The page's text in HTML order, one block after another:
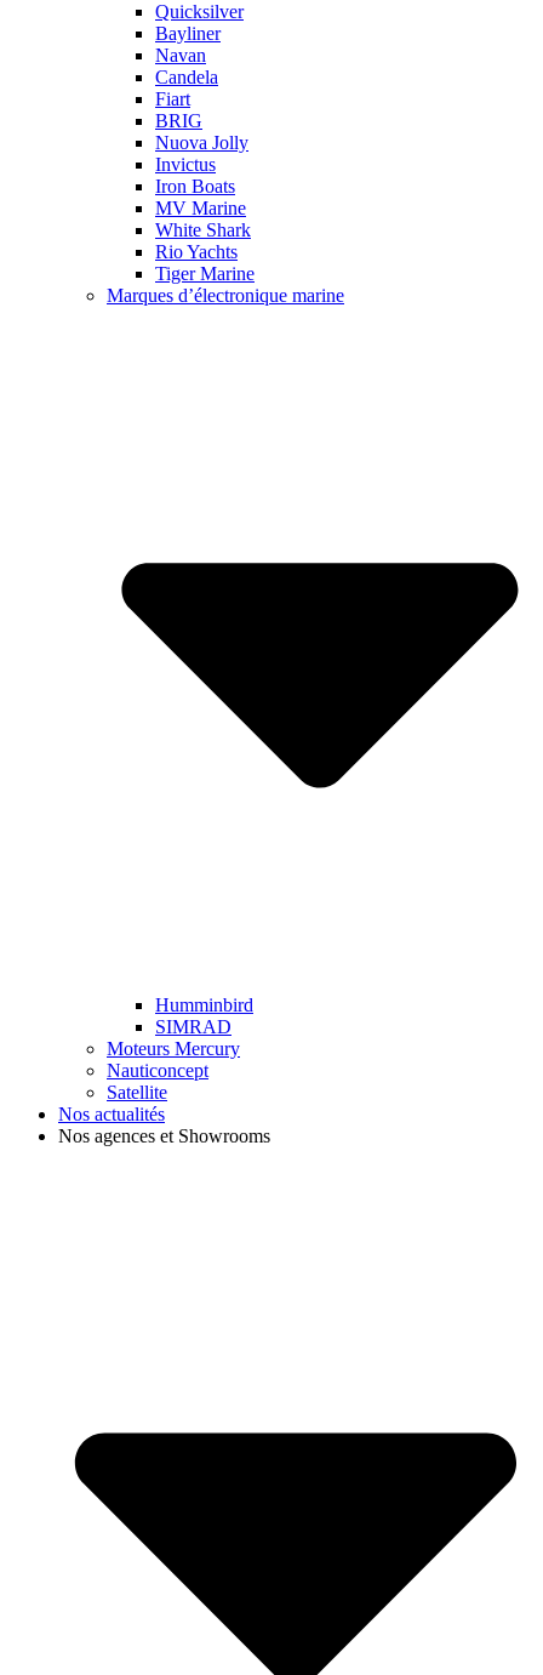
Quicksilver
Bayliner
Navan
Candela
Fiart
BRIG
Nuova Jolly
Invictus
Iron Boats
MV Marine
White Shark
Rio Yachts
Tiger Marine
Marques d’électronique marine
Humminbird
SIMRAD
Moteurs Mercury
Nauticoncept
Satellite
Nos actualités
Nos agences et Showrooms